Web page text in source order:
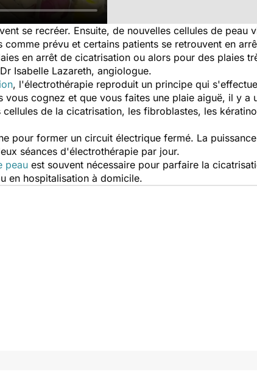
se recréer. Ensuite, de nouvelles cellules de peau
prévu et certains patients se retrouvent en
en arrêt de cicatrisation ou alors pour des plaies
Isabelle Lazareth, angiologue.
, l'électrothérapie reproduit un principe qui
vous cognez et que vous faites une plaie aiguë, il y a
de la cicatrisation, les fibroblastes, les
pour former un circuit électrique fermé. La
séances d'électrothérapie par jour.
peau est souvent nécessaire pour parfaire la
en hospitalisation à domicile.